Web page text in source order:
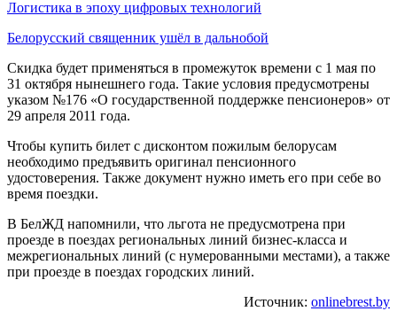
Логистика в эпоху цифровых технологий
Белорусский священник ушёл в дальнобой
Скидка будет применяться в промежуток времени с 1 мая по
31 октября нынешнего года. Такие условия предусмотрены
указом №176 «О государственной поддержке пенсионеров» от
29 апреля 2011 года.
Чтобы купить билет с дисконтом пожилым белорусам
необходимо предъявить оригинал пенсионного
удостоверения. Также документ нужно иметь его при себе во
время поездки.
В БелЖД напомнили, что льгота не предусмотрена при
проезде в поездах региональных линий бизнес-класса и
межрегиональных линий (с нумерованными местами), а также
при проезде в поездах городских линий.
Источник: onlinebrest.by